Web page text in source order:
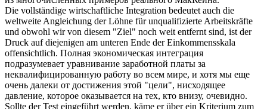
Die vollständige wirtschaftliche Integration bedeutet auch die
weltweite Angleichung der Löhne fürunqualifizierte Arbeitskräfte
und obwohl wir von diesem "Ziel" noch weit entfernt sind, ist der
Druck auf diejenigen am unteren Ende der Einkommensskala
offensichtlich. Полная экономическая интеграция
подразумевает уравнивание заработной платы за
неквалифицированную работу во всем мире, и хотя мы еще
очень далеки от достижения этой "цели", нисходящее
давление, которое оказывается на тех, кто внизу, очевидно.
Sollte der Test eingeführt werden, käme er über ein Kriterium zum